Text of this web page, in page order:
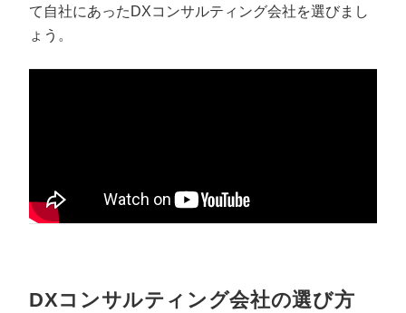
て自社にあったDXコンサルティング会社を選びまし
ょう。
DXコンサルティング会社の選び方